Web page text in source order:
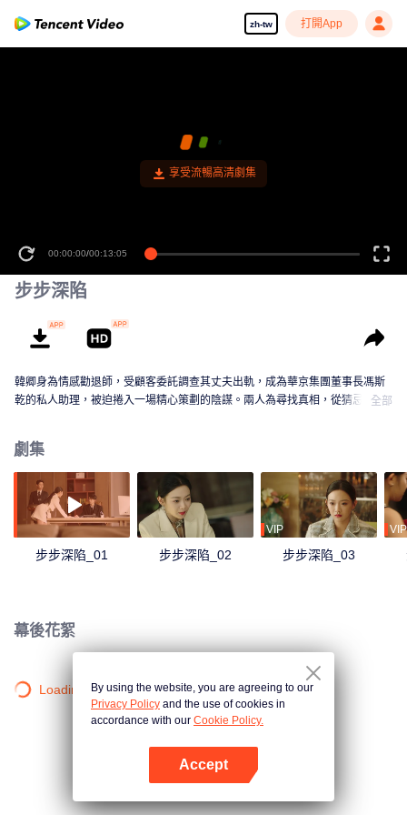
zh-tw 打開App
享受流暢高清劇集
00:00:00/00:13:05
步步深陷
韓卿身為情感勸退師，受顧客委託調查其丈夫出軌，成為華京集團董事長馮斯
乾的私人助理，被迫捲入一場精心策劃的陰謀。兩人為尋找真相，從猜忌、試
全部
劇集
步步深陷_01 步步深陷_02
VIP
步步深陷_03
VIP
幕後花絮
Loading…By using the website, you are agreeing to our
Privacy Policy and the use of cookies in
accordance with our Cookie Policy.
Accept